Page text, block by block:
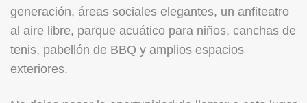
generación, áreas sociales elegantes, un anfiteatro
al aire libre, parque acuático para niños, canchas de
tenis, pabellón de BBQ y amplios espacios
exteriores.